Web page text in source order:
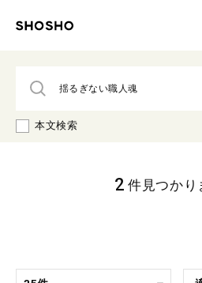
本文検索
2 件見つかり